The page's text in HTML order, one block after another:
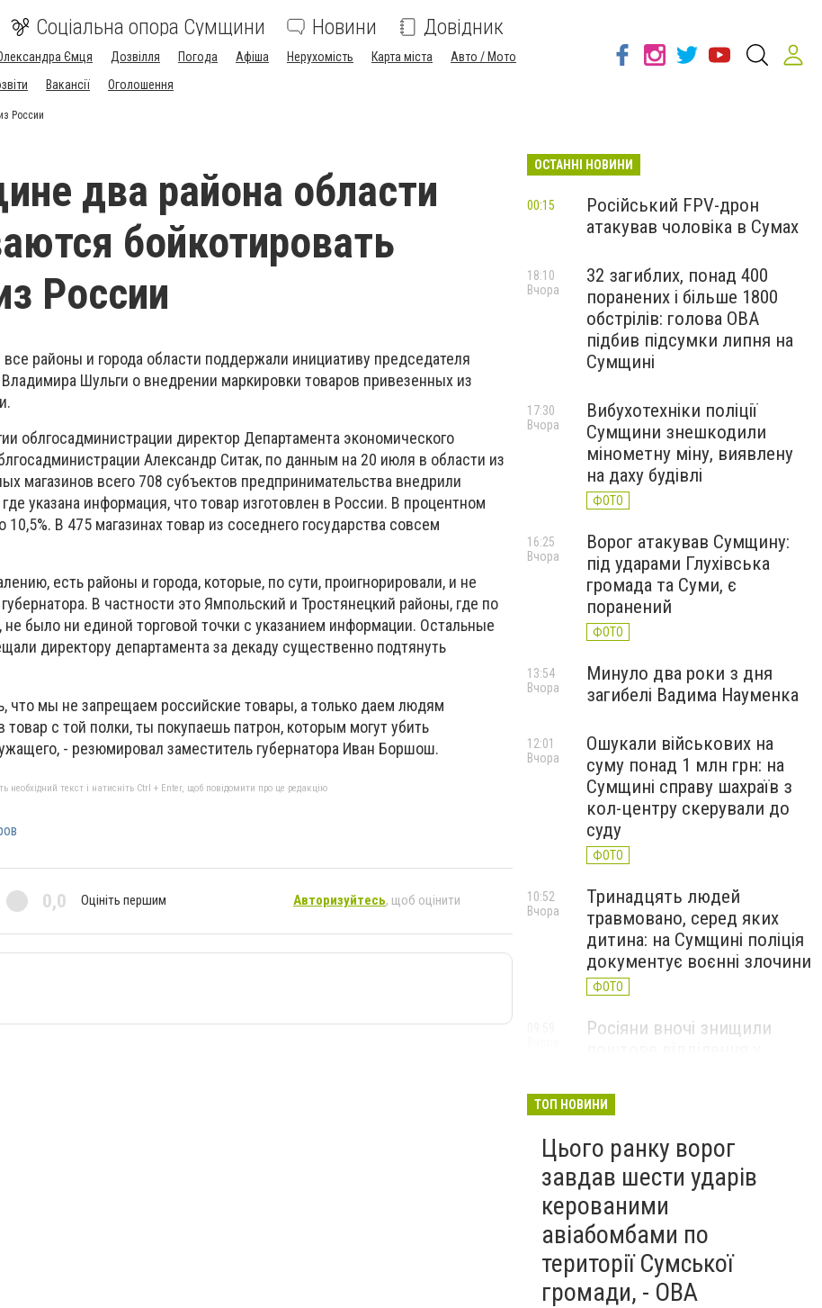
Соціальна опора Сумщини Новини Довідник
Ємця Дозвілля Погода Афіша Нерухомість Карта міста
Авто / Мото
Вакансії Оголошення
России
два района области
бойкотировать
России
районы и города области поддержали инициативу председателя
Шульги о внедрении маркировки товаров привезенных из
облгосадминистрации директор Департамента экономического
Александр Ситак, по данным на 20 июля в области из
магазинов всего 708 субъектов предпринимательства внедрили
указана информация, что товар изготовлен в России. В процентном
10,5%. В 475 магазинах товар из соседнего государства совсем
есть районы и города, которые, по сути, проигнорировали, и не
В частности это Ямпольский и Тростянецкий районы, где по
было ни единой торговой точки с указанием информации. Остальные
директору департамента за декаду существенно подтянуть
мы не запрещаем российские товары, а только даем людям
с той полки, ты покупаешь патрон, которым могут убить
- резюмировал заместитель губернатора Иван Боршош.
необхідний текст і натисніть Ctrl + Enter, щоб повідомити про це редакцію
0,0 Оцініть першим Авторизуйтесь, щоб оцінити
ОСТАННІ НОВИНИ
Російський FPV-дрон
атакував чоловіка в Сумах
00:15
32 загиблих, понад 400
поранених і більше 1800
обстрілів: голова ОВА
підбив підсумки липня на
Сумщині
18:10
Вчора
Вибухотехніки поліції
Сумщини знешкодили
мінометну міну, виявлену
на даху будівлі
ФОТО
17:30
Вчора
Ворог атакував Сумщину:
під ударами Глухівська
громада та Суми, є
поранений
ФОТО
16:25
Вчора
Минуло два роки з дня
загибелі Вадима Науменка
13:54
Вчора
Ошукали військових на
суму понад 1 млн грн: на
Сумщині справу шахраїв з
кол-центру скерували до
суду
ФОТО
12:01
Вчора
Тринадцять людей
травмовано, серед яких
дитина: на Сумщині поліція
документує воєнні злочини
ФОТО
10:52
Вчора
Росіяни вночі знищили
ФОТО
ТОП НОВИНИ
Цього ранку ворог
завдав шести ударів
керованими
авіабомбами по
території Сумської
громади, - ОВА